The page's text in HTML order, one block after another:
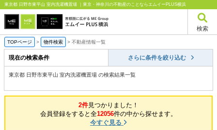
東京都 日野市東平山 室内洗濯機置場 ｜東京・神奈川の不動産のことならエムイーPLUS横浜
検索
TOPページ > 物件検索 > 不動産情報一覧
現在の検索条件 さらに条件を絞り込む
東京都 日野市東平山 室内洗濯機置場 の検索結果一覧
2件見つかりました！
会員登録をすると全12056件の中から探せます。
今すぐ見る